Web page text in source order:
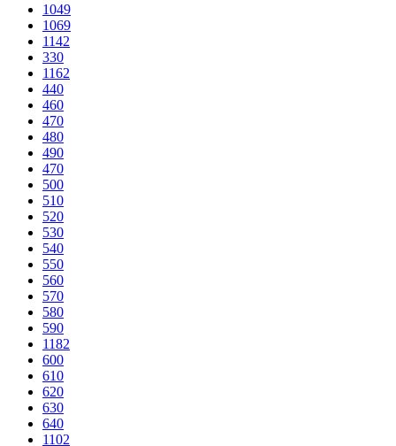
1049
1069
1142
330
1162
440
460
470
480
490
470
500
510
520
530
540
550
560
570
580
590
1182
600
610
620
630
640
1102